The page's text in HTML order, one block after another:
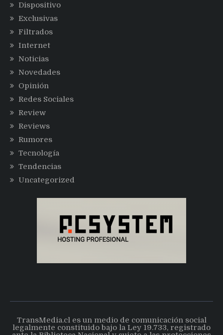
Dispositivo
Exclusivas
Filtrados
Internet
Noticias
Novedades
Opinión
Redes Sociales
Review
Reviews
Rumores
Tecnología
Tendencias
Uncategorized
TransMedia.cl es un medio de comunicación social
legalmente constituido bajo la Ley 19.733, registrado